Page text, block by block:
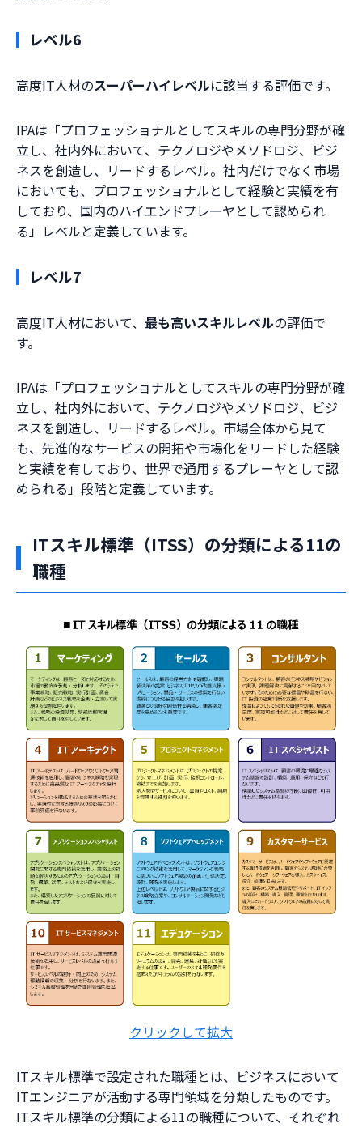
レベル6
高度IT人材のスーパーハイレベルに該当する評価です。
IPAは「プロフェッショナルとしてスキルの専門分野が確
立し、社内外において、テクノロジやメソドロジ、ビジ
ネスを創造し、リードするレベル。社内だけでなく市場
においても、プロフェッショナルとして経験と実績を有
しており、国内のハイエンドプレーヤとして認められ
る」レベルと定義しています。
レベル7
高度IT人材において、 最も高いスキルレベルの評価で
す。
IPAは「プロフェッショナルとしてスキルの専門分野が確
立し、社内外において、テクノロジやメソドロジ、ビジ
ネスを創造し、リードするレベル。市場全体から見て
も、先進的なサービスの開拓や市場化をリードした経験
と実績を有しており、世界で通用するプレーヤとして認
められる」段階と定義しています。
ITスキル標準（ITSS）の分類による11の
職種
クリックして拡大
ITスキル標準で設定された職種とは、ビジネスにおいて
ITエンジニアが活動する専門領域を分類したものです。
ITスキル標準の分類による11の職種について、それぞれ